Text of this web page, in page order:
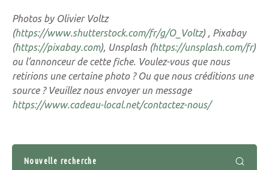
Photos by Olivier Voltz
(https://www.shutterstock.com/fr/g/O_Voltz) , Pixabay
(https://pixabay.com), Unsplash (https://unsplash.com/fr)
ou l’annonceur de cette fiche. Voulez-vous que nous
retirions une certaine photo ? Ou que nous créditions une
source ? Veuillez nous envoyer un message
https://www.cadeau-local.net/contactez-nous/
Nouvelle recherche